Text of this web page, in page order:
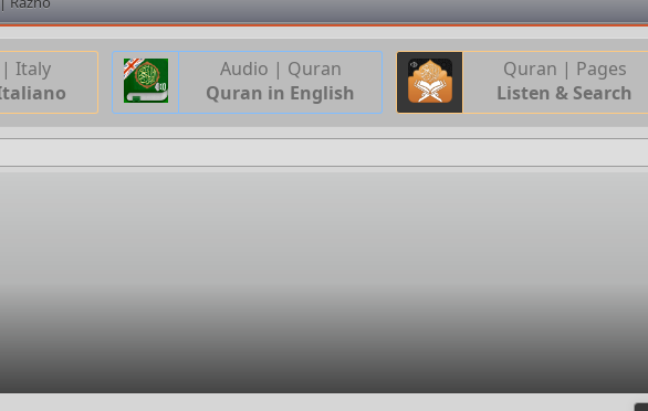
Italy
Audio | Quran
Quran in English
Quran | Pages
Listen & Search